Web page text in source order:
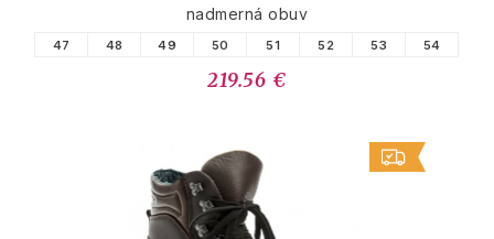
nadmerná obuv
47 48 49 50 51 52 53 54
219.56 €